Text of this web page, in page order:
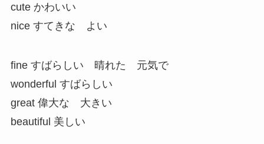
cute かわいい
nice すてきな よい
fine すばらしい 晴れた 元気で
wonderful すばらしい
great 偉大な 大きい
beautiful 美しい